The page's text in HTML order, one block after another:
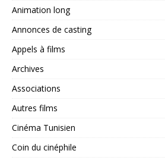
Animation long
Annonces de casting
Appels à films
Archives
Associations
Autres films
Cinéma Tunisien
Coin du cinéphile